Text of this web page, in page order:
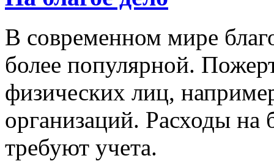
В современном мире
более популярной.
физических лиц,
организаций. Расходы на
требуют учета.